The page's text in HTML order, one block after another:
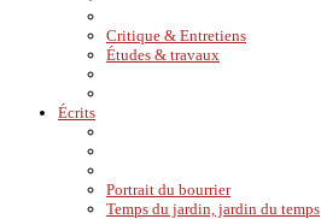
Critique & Entretiens
Études & travaux
Écrits
Portrait du bourrier
Temps du jardin, jardin du temps